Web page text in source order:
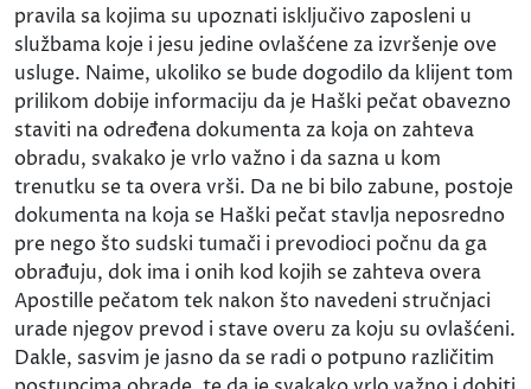
pravila sa kojima su upoznati isključivo zaposleni u
službama koje i jesu jedine ovlašćene za izvršenje ove
usluge. Naime, ukoliko se bude dogodilo da klijent tom
prilikom dobije informaciju da je Haški pečat obavezno
staviti na određena dokumenta za koja on zahteva
obradu, svakako je vrlo važno i da sazna u kom
trenutku se ta overa vrši. Da ne bi bilo zabune, postoje
dokumenta na koja se Haški pečat stavlja neposredno
pre nego što sudski tumači i prevodioci počnu da ga
obrađuju, dok ima i onih kod kojih se zahteva overa
Apostille pečatom tek nakon što navedeni stručnjaci
urade njegov prevod i stave overu za koju su ovlašćeni.
Dakle, sasvim je jasno da se radi o potpuno različitim